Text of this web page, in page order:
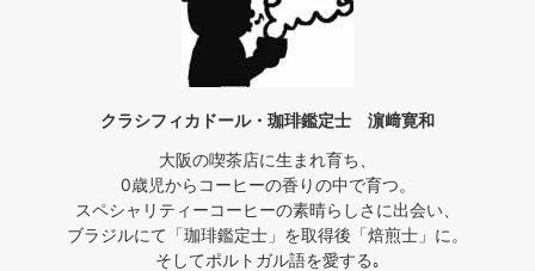
クラシフィカドール・珈琲鑑定士 濵﨑寛和
大阪の喫茶店に生まれ育ち、
0歳児からコーヒーの香りの中で育つ。
スペシャリティーコーヒーの素晴らしさに出会い、
ブラジルにて「珈琲鑑定士」を取得後「焙煎士」に。
そしてポルトガル語を愛する｡